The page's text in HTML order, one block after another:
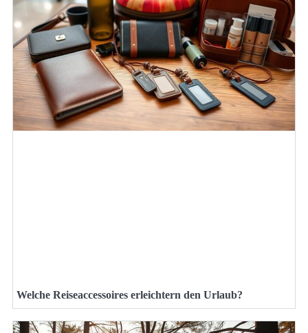
Welche Reiseaccessoires erleichtern den Urlaub?